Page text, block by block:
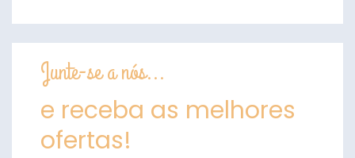
Junte-se a nós...
e receba as melhores
ofertas!